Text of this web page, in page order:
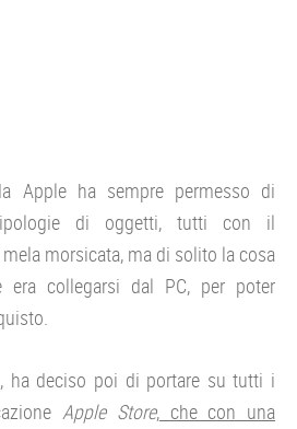
Apple ha sempre permesso di
di oggetti, tutti con il
morsicata, ma di solito la cosa
era collegarsi dal PC, per poter
ha deciso poi di portare su tutti i
Apple Store,che con una